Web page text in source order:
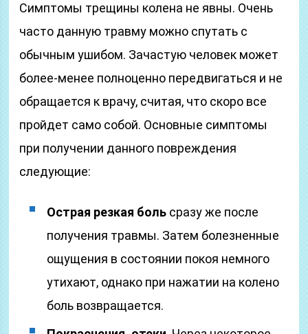
Симптомы трещины колена не явны. Очень
часто данную травму можно спутать с
обычным ушибом. Зачастую человек может
более-менее полноценно передвигаться и не
обращается к врачу, считая, что скоро все
пройдет само собой. Основные симптомы
при получении данного повреждения
следующие:
Острая резкая боль сразу же после
получения травмы. Затем болезненные
ощущения в состоянии покоя немного
утихают, однако при нажатии на колено
боль возвращается.